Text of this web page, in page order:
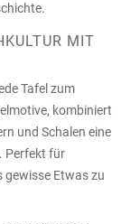
MIT
Tafel zum
kombiniert
und Schalen eine
Perfekt für
gewisse Etwas zu